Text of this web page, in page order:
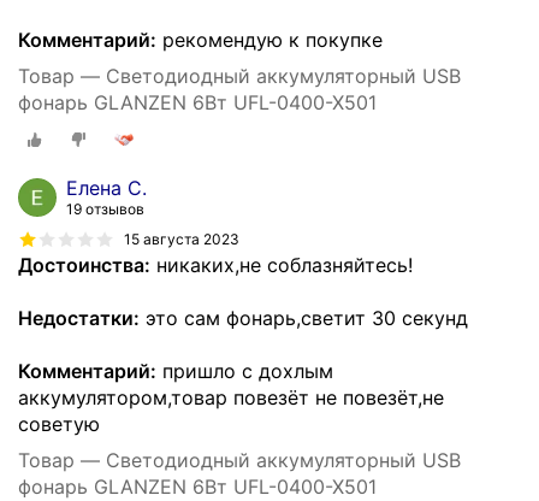
Комментарий: рекомендую к покупке
Товар — Светодиодный аккумуляторный USB
фонарь GLANZEN 6Вт UFL-0400-X501
Елена С.
19 отзывов
15 августа 2023
Достоинства: никаких,не соблазняйтесь!
Недостатки: это сам фонарь,светит 30 секунд
Комментарий: пришло с дохлым
аккумулятором,товар повезёт не повезёт,не
советую
Товар — Светодиодный аккумуляторный USB
фонарь GLANZEN 6Вт UFL-0400-X501